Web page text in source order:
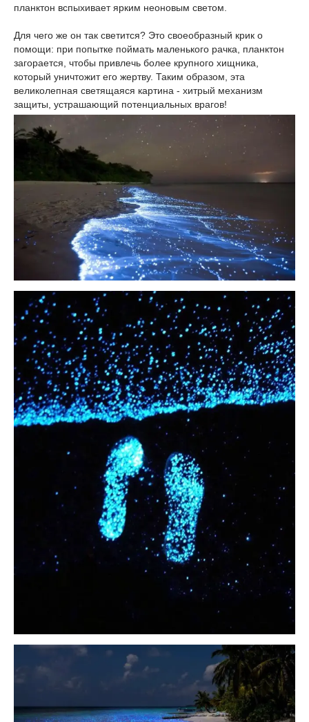
планктон вспыхивает ярким неоновым светом.
Для чего же он так светится? Это своеобразный крик о
помощи: при попытке поймать маленького рачка, планктон
загорается, чтобы привлечь более крупного хищника,
который уничтожит его жертву. Таким образом, эта
великолепная светящаяся картина - хитрый механизм
защиты, устрашающий потенциальных врагов!